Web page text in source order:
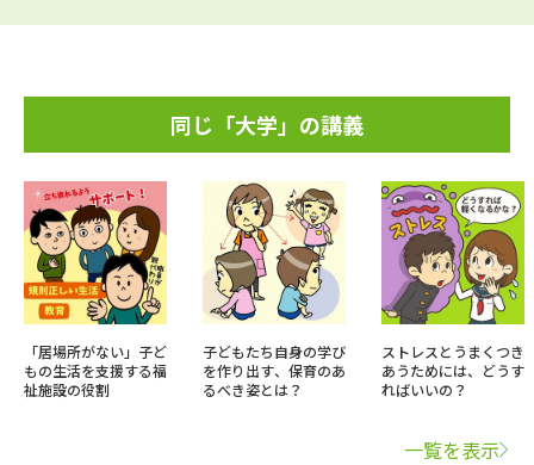
同じ「大学」の講義
「居場所がない」子ど
もの生活を支援する福
祉施設の役割
子どもたち自身の学び
を作り出す、保育のあ
るべき姿とは？
ストレスとうまくつき
あうためには、どうす
ればいいの？
一覧を表示